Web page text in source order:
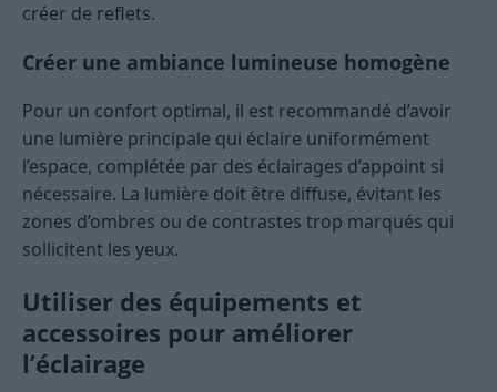
créer de reflets.
Créer une ambiance lumineuse homogène
Pour un confort optimal, il est recommandé d’avoir
une lumière principale qui éclaire uniformément
l’espace, complétée par des éclairages d’appoint si
nécessaire. La lumière doit être diffuse, évitant les
zones d’ombres ou de contrastes trop marqués qui
sollicitent les yeux.
Utiliser des équipements et
accessoires pour améliorer
l’éclairage